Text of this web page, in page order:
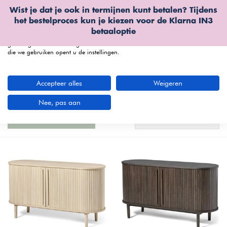
Wist je dat je ook in termijnen kunt betalen? Tijdens
het bestelproces kun je kiezen voor de Klarna IN3
betaaloptie
Kleine en stijlvolle dressoirs en
opbergkasten bij Furnea
Wij gebruiken cookies
We kunnen deze plaatsen voor analyse van onze bezoekersgegevens, om
onze website te verbeteren, gepersonaliseerde inhoud te tonen en om u een
die we gebruiken opent u de instellingen.
Accepteer alles Weigeren
Nee, pas aan